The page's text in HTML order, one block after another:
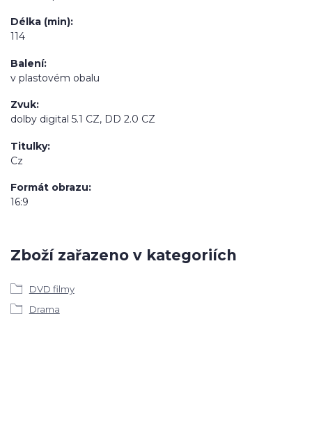
Délka (min)
114
Balení
v plastovém obalu
Zvuk
dolby digital 5.1 CZ, DD 2.0 CZ
Titulky
Cz
Formát obrazu
16:9
Zboží zařazeno v kategoriích
DVD filmy
Drama